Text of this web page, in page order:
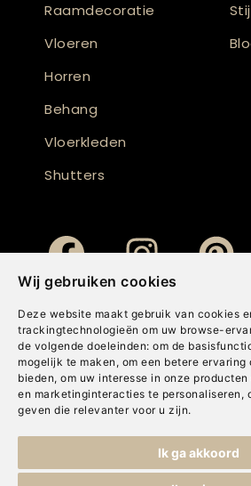
Wij gebruiken cookies
Deze website maakt gebruik van cookies
trackingtechnologieën om uw browse-
de volgende doeleinden: om de
mogelijk te maken , om een betere ervaring
bieden, om uw interesse in onze
en marketinginteracties te personaliseren ,
geven die relevanter voor u zijn.
Ik ga akkoord
Raamdecoratie
Vloeren
Horren
Behang
Vloerkleden
Shutters
Cookies